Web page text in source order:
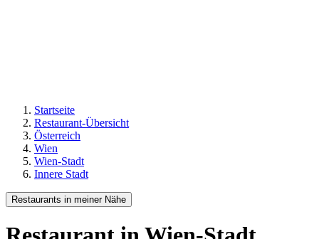
Startseite
Restaurant-Übersicht
Österreich
Wien
Wien-Stadt
Innere Stadt
Restaurants in meiner Nähe